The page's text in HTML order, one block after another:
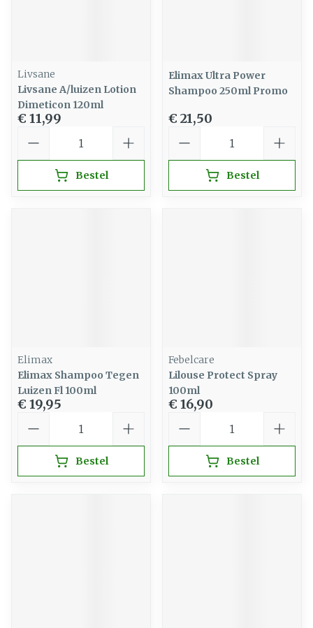
Livsane
Livsane A/luizen Lotion
Dimeticon 120ml
€ 11,99
Bestel
Elimax Ultra Power
Shampoo 250ml Promo
€ 21,50
Bestel
Elimax
Elimax Shampoo Tegen
Luizen Fl 100ml
€ 19,95
Bestel
Febelcare
Lilouse Protect Spray
100ml
€ 16,90
Bestel